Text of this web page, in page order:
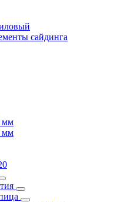
сайдинга
мм
мм